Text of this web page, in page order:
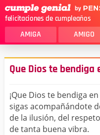
felicitaciones de cumpleaños
AMIGA AMIGO
MAMA
SOBRINA
HERMANO
Que Dios te
¡Que Dios te bendiga
sigas acompañándote
de la ilusión, del
de tanta buena vibra.